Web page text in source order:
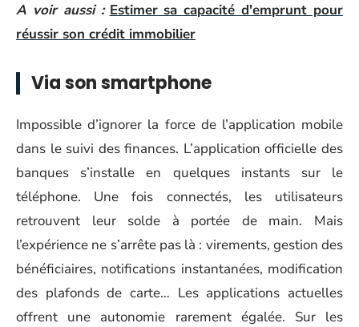
A voir aussi : Estimer sa capacité d'emprunt pour
réussir son crédit immobilier
Via son smartphone
Impossible d’ignorer la force de l’application mobile
dans le suivi des finances. L’application officielle des
banques s’installe en quelques instants sur le
téléphone. Une fois connectés, les utilisateurs
retrouvent leur solde à portée de main. Mais
l’expérience ne s’arrête pas là : virements, gestion des
bénéficiaires, notifications instantanées, modification
des plafonds de carte… Les applications actuelles
offrent une autonomie rarement égalée. Sur les